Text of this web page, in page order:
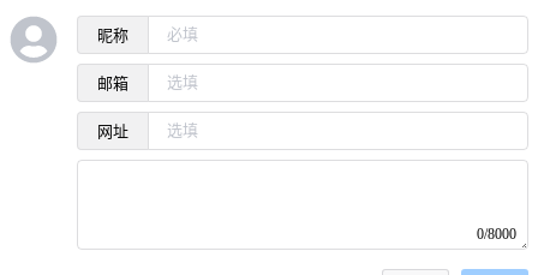
昵称
邮箱
网址
0/8000